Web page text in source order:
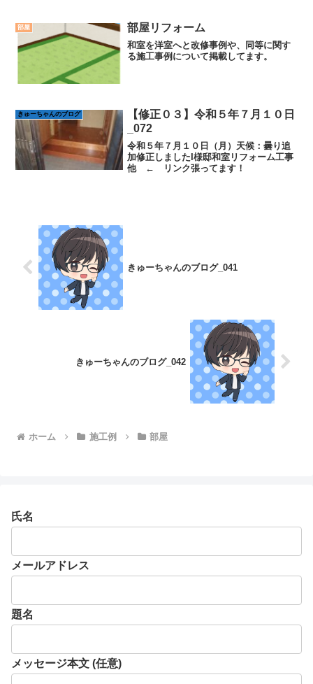
部屋 部屋リフォーム
和室を洋室へと改修事例や、同等に関す
る施工事例について掲載してます。
きゅーちゃんのブログ
【修正０３】令和５年７月１０日
_072
令和５年７月１０日（月）天候：曇り追
加修正しましたI様邸和室リフォーム工事
他 ← リンク張ってます！
きゅーちゃんのブログ_041
きゅーちゃんのブログ_042
ホーム 施工例 部屋
氏名
メールアドレス
題名
メッセージ本文 (任意)